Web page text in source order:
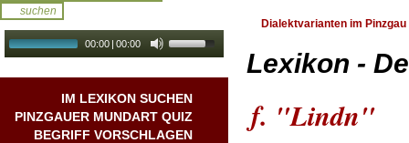
00:00 | 00:00
IM LEXIKON SUCHEN
PINZGAUER MUNDART QUIZ
BEGRIFF VORSCHLAGEN
Dialektvarianten im Pinzgau
Lexikon -
f. "Lindn"